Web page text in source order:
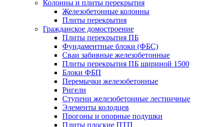
Колонны и плиты перекрытия
Железобетонные колонны
Плиты перекрытия
Гражданское домостроение
Плиты перекрытия ПБ
Фундаментные блоки (ФБС)
Сваи забивные железобетонные
Плиты перекрытия ПБ шириной 1500
Блоки ФБП
Перемычки железобетонные
Ригели
Ступени железобетонные лестничные
Элементы колодцев
Прогоны и опорные подушки
Плиты плоские ПТП